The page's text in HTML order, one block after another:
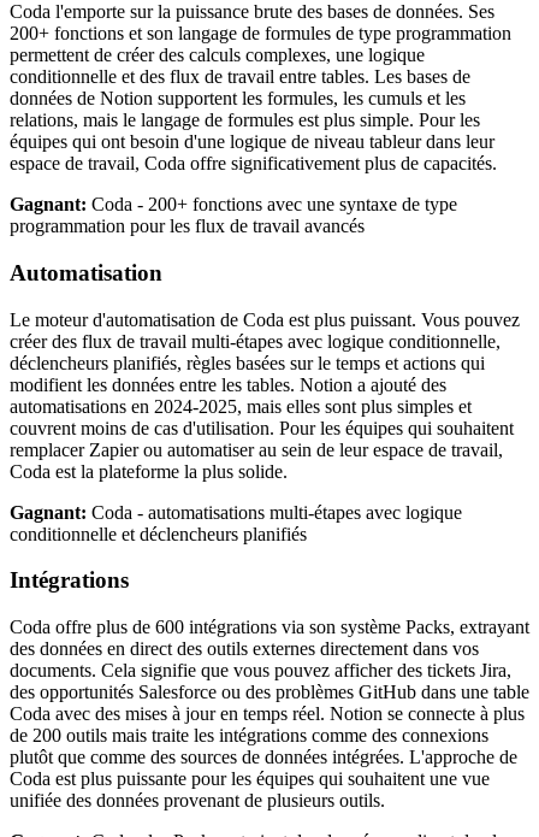
Coda l'emporte sur la puissance brute des bases de données. Ses
200+ fonctions et son langage de formules de type programmation
permettent de créer des calculs complexes, une logique
conditionnelle et des flux de travail entre tables. Les bases de
données de Notion supportent les formules, les cumuls et les
relations, mais le langage de formules est plus simple. Pour les
équipes qui ont besoin d'une logique de niveau tableur dans leur
espace de travail, Coda offre significativement plus de capacités.
Gagnant: Coda - 200+ fonctions avec une syntaxe de type
programmation pour les flux de travail avancés
Automatisation
Le moteur d'automatisation de Coda est plus puissant. Vous pouvez
créer des flux de travail multi-étapes avec logique conditionnelle,
déclencheurs planifiés, règles basées sur le temps et actions qui
modifient les données entre les tables. Notion a ajouté des
automatisations en 2024-2025, mais elles sont plus simples et
couvrent moins de cas d'utilisation. Pour les équipes qui souhaitent
remplacer Zapier ou automatiser au sein de leur espace de travail,
Coda est la plateforme la plus solide.
Gagnant: Coda - automatisations multi-étapes avec logique
conditionnelle et déclencheurs planifiés
Intégrations
Coda offre plus de 600 intégrations via son système Packs, extrayant
des données en direct des outils externes directement dans vos
documents. Cela signifie que vous pouvez afficher des tickets Jira,
des opportunités Salesforce ou des problèmes GitHub dans une table
Coda avec des mises à jour en temps réel. Notion se connecte à plus
de 200 outils mais traite les intégrations comme des connexions
plutôt que comme des sources de données intégrées. L'approche de
Coda est plus puissante pour les équipes qui souhaitent une vue
unifiée des données provenant de plusieurs outils.